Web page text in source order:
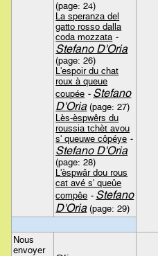
(page: 24)
La speranza del
gatto rosso dalla
coda mozzata -
Stefano D'Oria
(page: 26)
L'espoir du chat
roux à queue
coupée - Stefano
D'Oria(page: 27)
Lès-èspwêrs du
roussia tchèt avou
s' queuwe côpéye -
Stefano D'Oria
(page: 28)
L'èspwâr dou rous
cat avé s' queûe
compêe - Stefano
D'Oria(page: 29)
Nous
envoyer